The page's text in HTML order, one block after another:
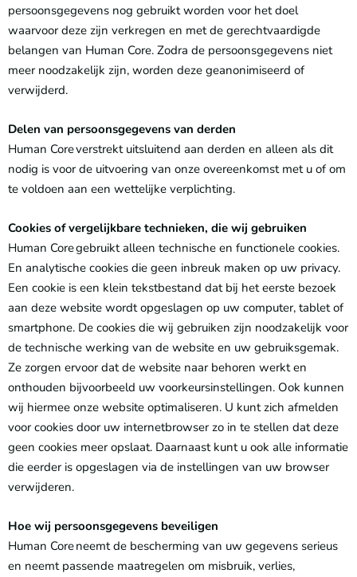
persoonsgegevens nog gebruikt worden voor het doel
waarvoor deze zijn verkregen en met de gerechtvaardigde
belangen van Human Core. Zodra de persoonsgegevens niet
meer noodzakelijk zijn, worden deze geanonimiseerd of
verwijderd.
Delen van persoonsgegevens van derden
Human Core verstrekt uitsluitend aan derden en alleen als dit
nodig is voor de uitvoering van onze overeenkomst met u of om
te voldoen aan een wettelijke verplichting.
Cookies of vergelijkbare technieken, die wij gebruiken
Human Core gebruikt alleen technische en functionele cookies.
En analytische cookies die geen inbreuk maken op uw privacy.
Een cookie is een klein tekstbestand dat bij het eerste bezoek
aan deze website wordt opgeslagen op uw computer, tablet of
smartphone. De cookies die wij gebruiken zijn noodzakelijk voor
de technische werking van de website en uw gebruiksgemak.
Ze zorgen ervoor dat de website naar behoren werkt en
onthouden bijvoorbeeld uw voorkeursinstellingen. Ook kunnen
wij hiermee onze website optimaliseren. U kunt zich afmelden
voor cookies door uw internetbrowser zo in te stellen dat deze
geen cookies meer opslaat. Daarnaast kunt u ook alle informatie
die eerder is opgeslagen via de instellingen van uw browser
verwijderen.
Hoe wij persoonsgegevens beveiligen
Human Core neemt de bescherming van uw gegevens serieus
en neemt passende maatregelen om misbruik, verlies,